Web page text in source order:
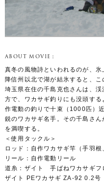
ABOUT MOVIE：
真冬の風物詩といわれるのが、
降信州以北で湖が結氷すると、こ
埼玉県在住の千島克也さんは、
方で、ワカサギ釣りにも没頭す
作電動の釣りで十束（1000匹）
鋭のワカサギ名手。その千島さ
を満喫する。
＜使用タックル＞
ロッド：自作ワカサギ竿（手羽根
リール：自作電動リール
道糸：ザイト 手ばねワカサギフ
ザイト PEワカサギ ZA-92 0.2号